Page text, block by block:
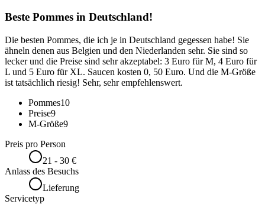
Beste Pommes in Deutschland!
Die besten Pommes, die ich je in Deutschland gegessen habe! Sie
ähneln denen aus Belgien und den Niederlanden sehr. Sie sind so
lecker und die Preise sind sehr akzeptabel: 3 Euro für M, 4 Euro für
L und 5 Euro für XL. Saucen kosten 0, 50 Euro. Und die M-Größe
ist tatsächlich riesig! Sehr, sehr empfehlenswert.
Pommes10
Preise9
M-Größe9
Preis pro Person
21 - 30 €
Anlass des Besuchs
Lieferung
Servicetyp